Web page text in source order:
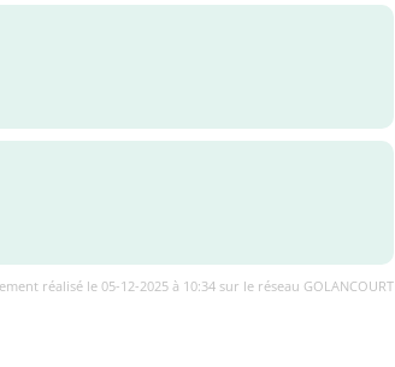
réalisé le 05-12-2025 à 10:34 sur le réseau GOLANCOURT